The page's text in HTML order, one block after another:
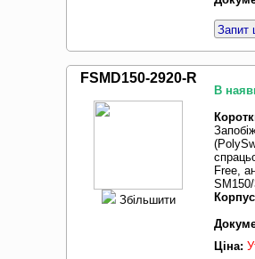
Запит
FSMD150-2920-R
Збільшити
В
Free,
Ціна: